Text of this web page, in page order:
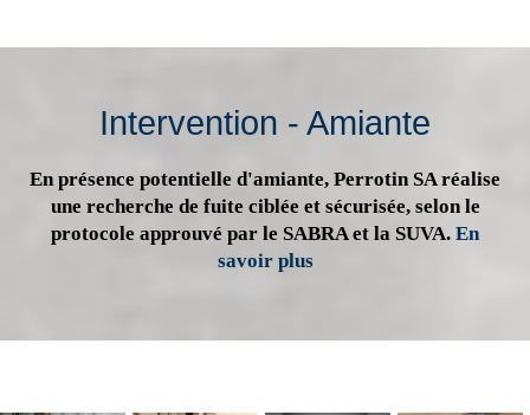
Intervention - Amiante
En présence potentielle d'amiante, Perrotin SA réalise
une recherche de fuite ciblée et sécurisée, selon le
protocole approuvé par le SABRA et la SUVA. En
savoir plus